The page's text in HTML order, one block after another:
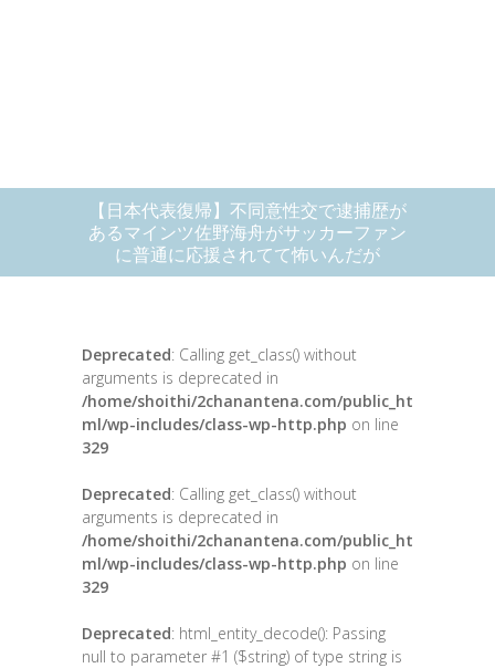
【日本代表復帰】不同意性交で逮捕歴が
あるマインツ佐野海舟がサッカーファン
に普通に応援されてて怖いんだが
Deprecated: Calling get_class() without
arguments is deprecated in
/home/shoithi/2chanantena.com/public_ht
ml/wp-includes/class-wp-http.php on line
329
Deprecated: Calling get_class() without
arguments is deprecated in
/home/shoithi/2chanantena.com/public_ht
ml/wp-includes/class-wp-http.php on line
329
Deprecated: html_entity_decode(): Passing
null to parameter #1 ($string) of type string is